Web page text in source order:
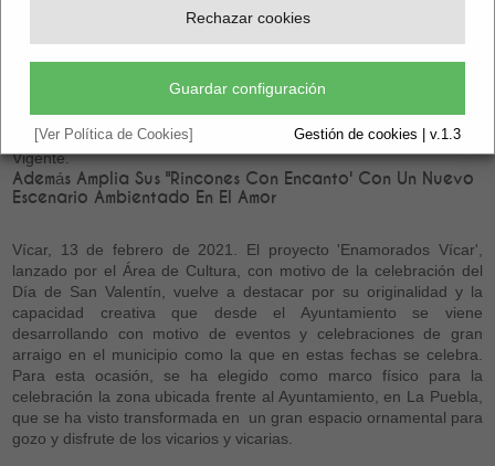
Rechazar cookies
Guardar configuración
[Ver Política de Cookies] Gestión de cookies | v.1.3
Vícar Engalana De Corazones,
Flores Y Dedicatorias Su Túnel De
San Valentín
Vigente.
Además Amplia Sus "Rincones Con Encanto' Con Un Nuevo
Escenario Ambientado En El Amor
Vícar, 13 de febrero de 2021. El proyecto 'Enamorados Vícar',
lanzado por el Área de Cultura, con motivo de la celebración del
Día de San Valentín, vuelve a destacar por su originalidad y la
capacidad creativa que desde el Ayuntamiento se viene
desarrollando con motivo de eventos y celebraciones de gran
arraigo en el municipio como la que en estas fechas se celebra.
Para esta ocasión, se ha elegido como marco físico para la
celebración la zona ubicada frente al Ayuntamiento, en La Puebla,
que se ha visto transformada en un gran espacio ornamental para
gozo y disfrute de los vicarios y vicarias.